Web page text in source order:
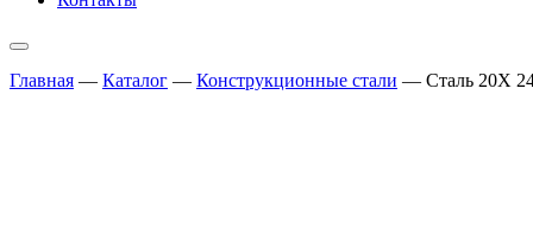
Главная — Каталог — Конструкционные стали — Сталь 20Х